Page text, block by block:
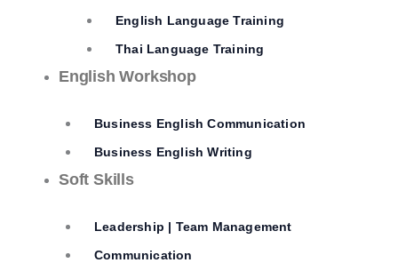
English Language Training
Thai Language Training
English Workshop
Business English Communication
Business English Writing
Soft Skills
Leadership | Team Management
Communication